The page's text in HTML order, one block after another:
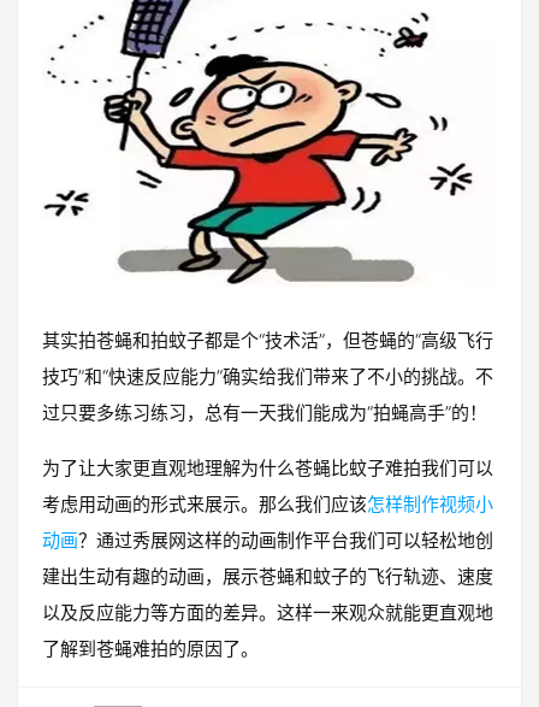
其实拍苍蝇和拍蚊子都是个“技术活”，但苍蝇的“高级飞行
技巧”和“快速反应能力”确实给我们带来了不小的挑战。不
过只要多练习练习，总有一天我们能成为“拍蝇高手”的！
为了让大家更直观地理解为什么苍蝇比蚊子难拍我们可以
考虑用动画的形式来展示。那么我们应该怎样制作视频小
动画？通过秀展网这样的动画制作平台我们可以轻松地创
建出生动有趣的动画，展示苍蝇和蚊子的飞行轨迹、速度
以及反应能力等方面的差异。这样一来观众就能更直观地
了解到苍蝇难拍的原因了。